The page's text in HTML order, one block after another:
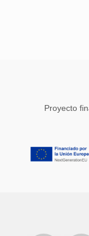
Proyecto